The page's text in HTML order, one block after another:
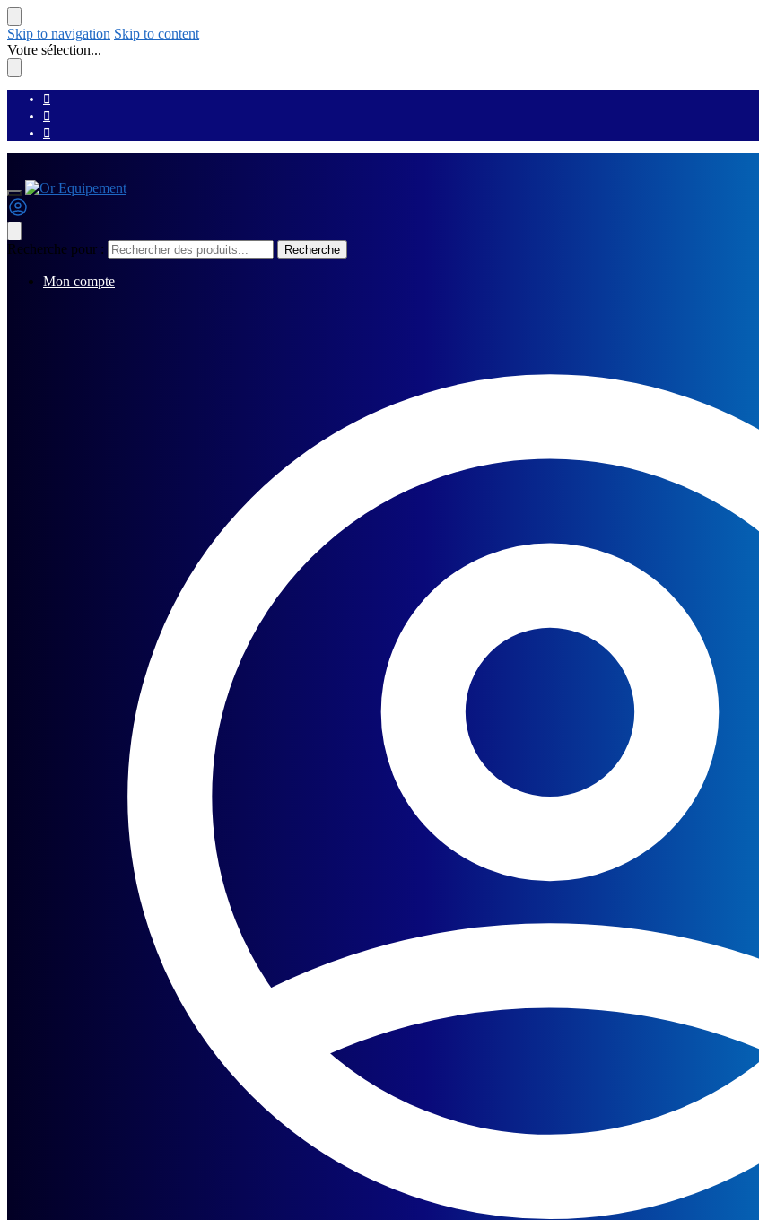
Skip to navigation Skip to content
Votre sélection...
Recherche pour : Recherche
Mon compte